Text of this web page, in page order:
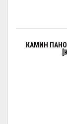
КАМИН